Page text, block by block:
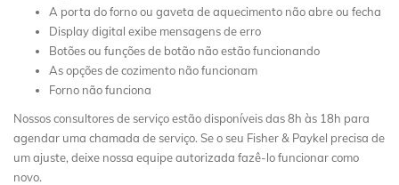
A porta do forno ou gaveta de aquecimento não abre ou fecha
Display digital exibe mensagens de erro
Botões ou funções de botão não estão funcionando
As opções de cozimento não funcionam
Forno não funciona
Nossos consultores de serviço estão disponíveis das 8h às 18h para
agendar uma chamada de serviço. Se o seu Fisher & Paykel precisa de
um ajuste, deixe nossa equipe autorizada fazê-lo funcionar como
novo.